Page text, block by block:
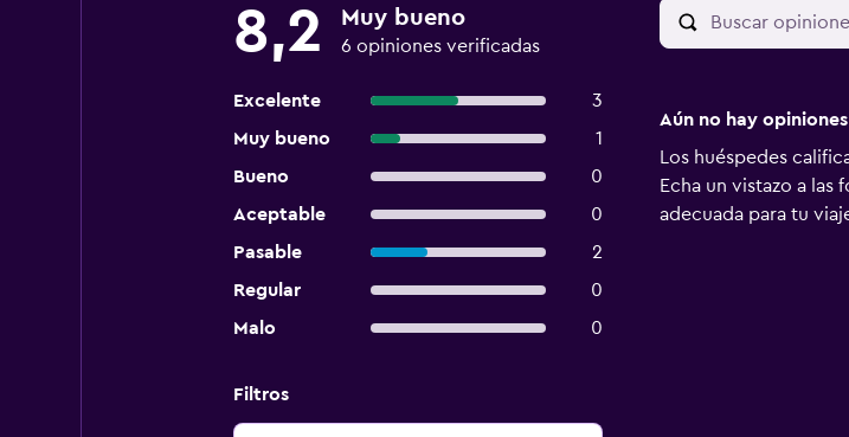
8,2 Muy bueno
6 opiniones verificadas
Excelente
3
Muy bueno
1
Bueno
0
Aceptable
0
Pasable
2
Regular
0
Malo
0
Filtros
Aún no hay opiniones
Los huéspedes
Echa un vistazo a
adecuada para tu